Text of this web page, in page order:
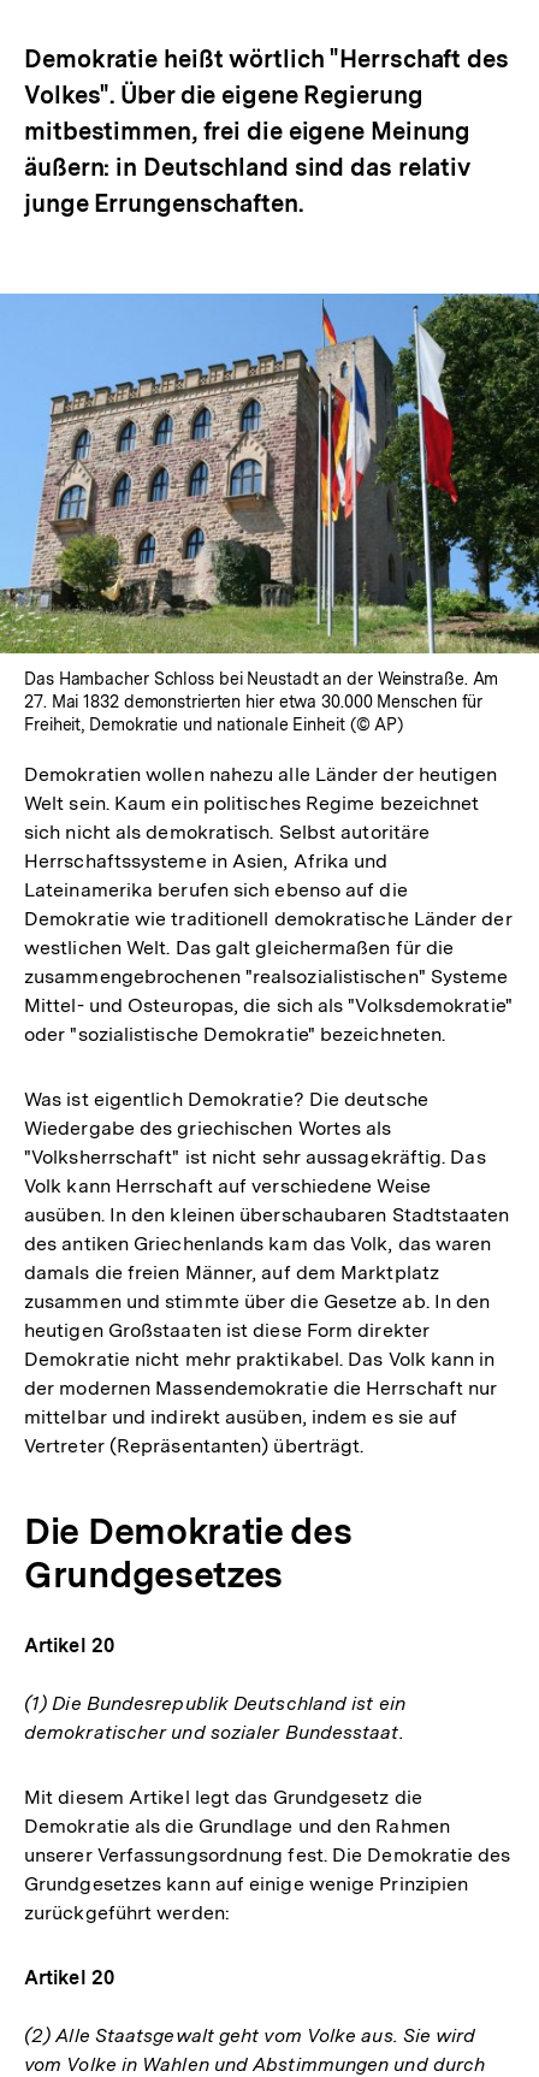
Demokratie heißt wörtlich "Herrschaft des
Volkes". Über die eigene Regierung
mitbestimmen, frei die eigene Meinung
äußern: in Deutschland sind das relativ
junge Errungenschaften.
Das Hambacher Schloss bei Neustadt an der Weinstraße. Am
27. Mai 1832 demonstrierten hier etwa 30.000 Menschen für
Freiheit, Demokratie und nationale Einheit (© AP)
Demokratien wollen nahezu alle Länder der heutigen
Welt sein. Kaum ein politisches Regime bezeichnet
sich nicht als demokratisch. Selbst autoritäre
Herrschaftssysteme in Asien, Afrika und
Lateinamerika berufen sich ebenso auf die
Demokratie wie traditionell demokratische Länder der
westlichen Welt. Das galt gleichermaßen für die
zusammengebrochenen "realsozialistischen" Systeme
Mittel- und Osteuropas, die sich als "Volksdemokratie"
oder "sozialistische Demokratie" bezeichneten.
Was ist eigentlich Demokratie? Die deutsche
Wiedergabe des griechischen Wortes als
"Volksherrschaft" ist nicht sehr aussagekräftig. Das
Volk kann Herrschaft auf verschiedene Weise
ausüben. In den kleinen überschaubaren Stadtstaaten
des antiken Griechenlands kam das Volk, das waren
damals die freien Männer, auf dem Marktplatz
zusammen und stimmte über die Gesetze ab. In den
heutigen Großstaaten ist diese Form direkter
Demokratie nicht mehr praktikabel. Das Volk kann in
der modernen Massendemokratie die Herrschaft nur
mittelbar und indirekt ausüben, indem es sie auf
Vertreter (Repräsentanten) überträgt.
Die Demokratie des
Grundgesetzes
Artikel 20
(1) Die Bundesrepublik Deutschland ist ein
demokratischer und sozialer Bundesstaat.
Mit diesem Artikel legt das Grundgesetz die
Demokratie als die Grundlage und den Rahmen
unserer Verfassungsordnung fest. Die Demokratie des
Grundgesetzes kann auf einige wenige Prinzipien
zurückgeführt werden:
Artikel 20
(2) Alle Staatsgewalt geht vom Volke aus. Sie wird
vom Volke in Wahlen und Abstimmungen und durch